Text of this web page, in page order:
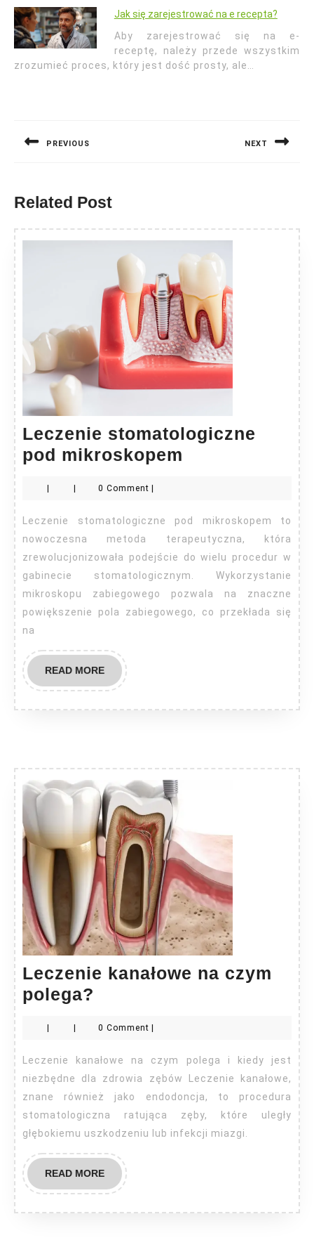
Jak się zarejestrować na e recepta?
Aby zarejestrować się na e-
receptę, należy przede wszystkim
zrozumieć proces, który jest dość prosty, ale…
PREVIOUS NEXT
Related Post
Leczenie stomatologiczne
pod mikroskopem
mikroskopem
0 Comment
nowoczesna metoda terapeutyczna, która
zrewolucjonizowała podejście do wielu procedur w
gabinecie stomatologicznym. Wykorzystanie
mikroskopu zabiegowego pozwala na znaczne
powiększenie pola zabiegowego, co przekłada się
na
READ MOREREAD
MORE
Leczenie kanałowe na czym
polega?
na
czym
polega?
| | 0 Comment |
niezbędne dla zdrowia zębów Leczenie kanałowe,
znane również jako endodoncja, to procedura
stomatologiczna ratująca zęby, które uległy
głębokiemu uszkodzeniu lub infekcji miazgi.
READ MOREREAD
MORE